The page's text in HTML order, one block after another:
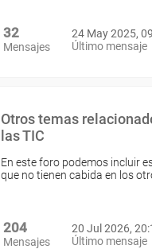
32
Mensajes
24 May 2025,
Último mensaje
Otros temas
las TIC
En este foro podemos incluir
que no tienen cabida en los
204
Mensajes
20 Jul 2026,
Último mensaje